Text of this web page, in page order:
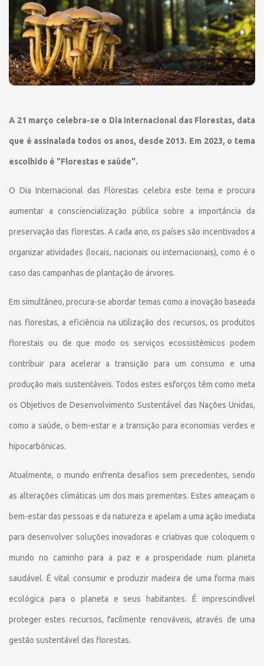
A 21 março celebra-se o Dia Internacional das Florestas, data
que é assinalada todos os anos, desde 2013. Em 2023, o tema
escolhido é "Florestas e saúde".
O Dia Internacional das Florestas celebra este tema e procura
aumentar a consciencialização pública sobre a importância da
preservação das florestas. A cada ano, os países são incentivados a
organizar atividades (locais, nacionais ou internacionais), como é o
caso das campanhas de plantação de árvores.
Em simultâneo, procura-se abordar temas como a inovação baseada
nas florestas, a eficiência na utilização dos recursos, os produtos
florestais ou de que modo os serviços ecossistémicos podem
contribuir para acelerar a transição para um consumo e uma
produção mais sustentáveis. Todos estes esforços têm como meta
os Objetivos de Desenvolvimento Sustentável das Nações Unidas,
como a saúde, o bem-estar e a transição para economias verdes e
hipocarbónicas.
​Atualmente, o mundo enfrenta desafios sem precedentes, sendo
as alterações climáticas um dos mais prementes. Estes ameaçam o
bem-estar das pessoas e da natureza e apelam a uma ação imediata
para desenvolver soluções inovadoras e criativas que coloquem o
mundo no caminho para a paz e a prosperidade num planeta
saudável. ​É vital consumir e produzir madeira de uma forma mais
ecológica para o planeta e seus habitantes. É imprescindível
proteger estes recursos, facilmente renováveis, através de uma
gestão sustentável das florestas.